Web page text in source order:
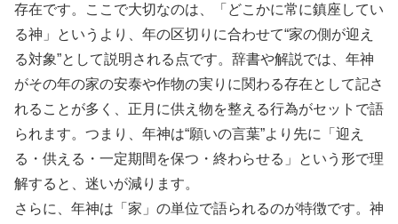
存在です。ここで大切なのは、「どこかに常に鎮座してい
る神」というより、年の区切りに合わせて“家の側が迎え
る対象”として説明される点です。辞書や解説では、年神
がその年の家の安泰や作物の実りに関わる存在として記さ
れることが多く、正月に供え物を整える行為がセットで語
られます。つまり、年神は“願いの言葉”より先に「迎え
る・供える・一定期間を保つ・終わらせる」という形で理
解すると、迷いが減ります。
さらに、年神は「家」の単位で語られるのが特徴です。神